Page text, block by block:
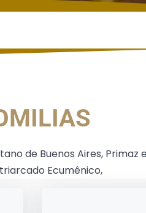
de Buenos Aires, Primaz
Ecumênico,